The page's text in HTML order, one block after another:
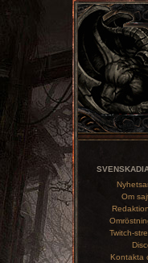
Om
Twitch-
Kontakta